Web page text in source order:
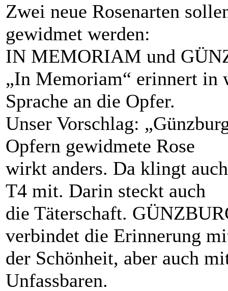
Zwei neue Rosenarten
gewidmet werden:
IN MEMORIAM und
„In Memoriam“ erinnert in
Sprache an die Opfer.
Unser Vorschlag:
Opfern gewidmete Rose
wirkt anders. Da klingt
T4 mit. Darin steckt auch
die Täterschaft.
verbindet die Erinnerung
der Schönheit, aber auch
Unfassbaren.